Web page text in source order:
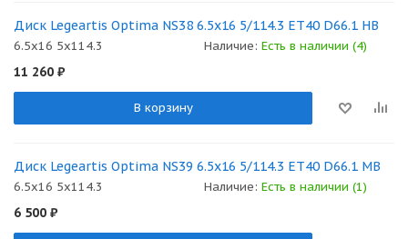
Диск Legeartis Optima NS38 6.5x16 5/114.3 ET40 D66.1 HB
6.5x16 5x114.3 Наличие: Есть в наличии (4)
11 260 ₽
В корзину
Диск Legeartis Optima NS39 6.5x16 5/114.3 ET40 D66.1 MB
6.5x16 5x114.3 Наличие: Есть в наличии (1)
6 500 ₽